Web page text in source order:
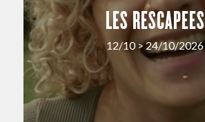
LES RESCAPEES
12/10 > 24/10/2026